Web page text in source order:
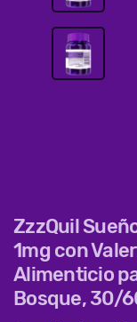
ZzzQuil
1mg con
Alimenticio
Bosque, 30/